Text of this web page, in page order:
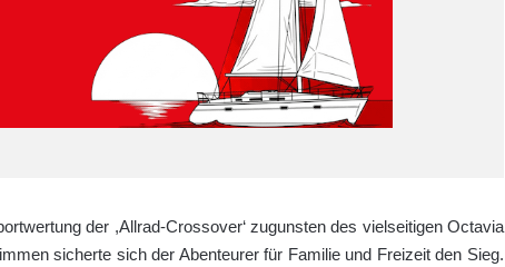
der ,Allrad-Crossover‘ zugunsten des vielseitigen Octavia
sicherte sich der Abenteurer für Familie und Freizeit den Sieg.